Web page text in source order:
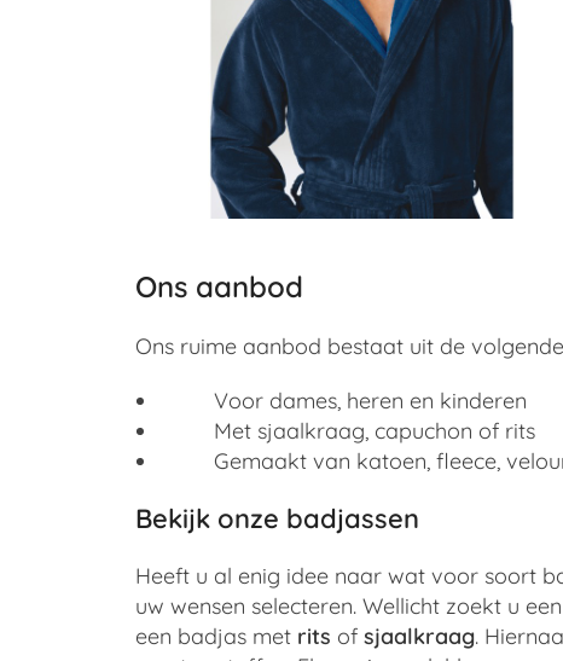
Ons aanbod
Ons ruime aanbod bestaat uit de
Voor dames, heren en kinderen
Met sjaalkraag, capuchon of rits
Gemaakt van katoen, fleece,
Bekijk onze badjassen
Heeft u al enig idee naar wat voor soort
uw wensen selecteren. Wellicht zoekt u
een badjas met rits of sjaalkraag.